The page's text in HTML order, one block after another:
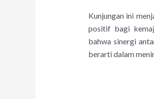
Kunjungan ini
positif bagi
bahwa sinergi
berarti dalam